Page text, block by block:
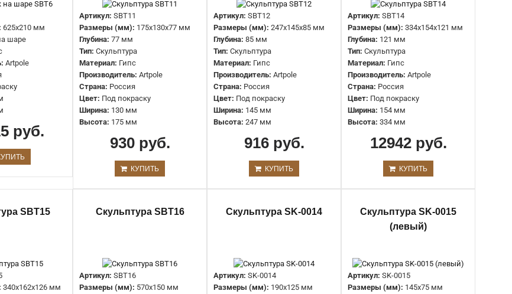
Девушка с чашей SBT4
10667 руб.
Артикул: SBT4
Размеры (мм):
635x230x240 мм
Глубина:
240 мм
Тип:
Материал:
Производитель:
Страна: Россия
Цвет:
Ширина:
Высота:
Крылья SBT18
48760 руб.
Размеры (мм):
Тип: Крылья
Производитель:
Высота: 1380 мм
625x210 мм
шаре
Artpole
руб.
Артикул: SBT11
Размеры (мм): 175х130х77 мм
Глубина: 77 мм
Тип: Скульптура
Материал: Гипс
Производитель: Artpole
Страна: Россия
Цвет: Под покраску
Ширина: 130 мм
Высота: 175 мм
930 руб.
КУПИТЬ
Артикул: SBT12
Размеры (мм): 247x145x85 мм
Глубина: 85 мм
Тип: Скульптура
Материал: Гипс
Производитель: Artpole
Страна: Россия
Цвет: Под покраску
Ширина: 145 мм
Высота: 247 мм
916 руб.
КУПИТЬ
Артикул: SBT14
Размеры (мм): 334x154x121 мм
Глубина: 121 мм
Тип: Скульптура
Материал: Гипс
Производитель: Artpole
Страна: Россия
Цвет: Под покраску
Ширина: 154 мм
Высота: 334 мм
12942 руб.
КУПИТЬ
SBT15
340x162x126 мм
Скульптура SBT16
Артикул: SBT16
Размеры (мм): 570x150 мм
Скульптура SK-0014
Артикул: SK-0014
Размеры (мм): 190x125 мм
Скульптура SK-0015
(левый)
Артикул: SK-0015
Размеры (мм): 145x75 мм